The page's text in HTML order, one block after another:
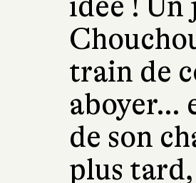
train de
aboyer…
de son
plus